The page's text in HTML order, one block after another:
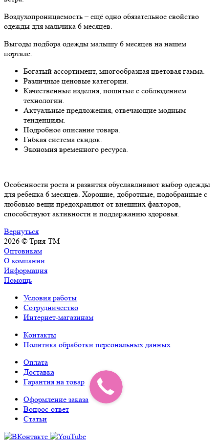
Воздухопроницаемость – ещё одно обязательное свойство
одежды для мальчика 6 месяцев.
Выгоды подбора одежды малышу 6 месяцев на нашем
портале:
Богатый ассортимент, многообразная цветовая гамма.
Различные ценовые категории.
Качественные изделия, пошитые с соблюдением
технологии.
Актуальные предложения, отвечающие модным
тенденциям.
Подробное описание товара.
Гибкая система скидок.
Экономия временного ресурса.
Особенности роста и развития обуславливают выбор одежды
для ребенка 6 месяцев. Хорошие, добротные, подобранные с
любовью вещи предохраняют от внешних факторов,
способствуют активности и поддержанию здоровья.
Вернуться
2026 © Трия-ТМ
Оптовикам
О компании
Информация
Помощь
Условия работы
Сотрудничество
Интернет-магазинам
Контакты
Политика обработки персональных данных
Оплата
Доставка
Гарантия на товар
Оформление заказа
Вопрос-ответ
Статьи